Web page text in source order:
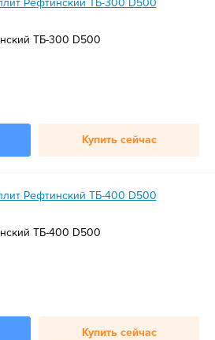
ТБ-300 D500
Купить сейчас
ТБ-400 D500
Купить сейчас